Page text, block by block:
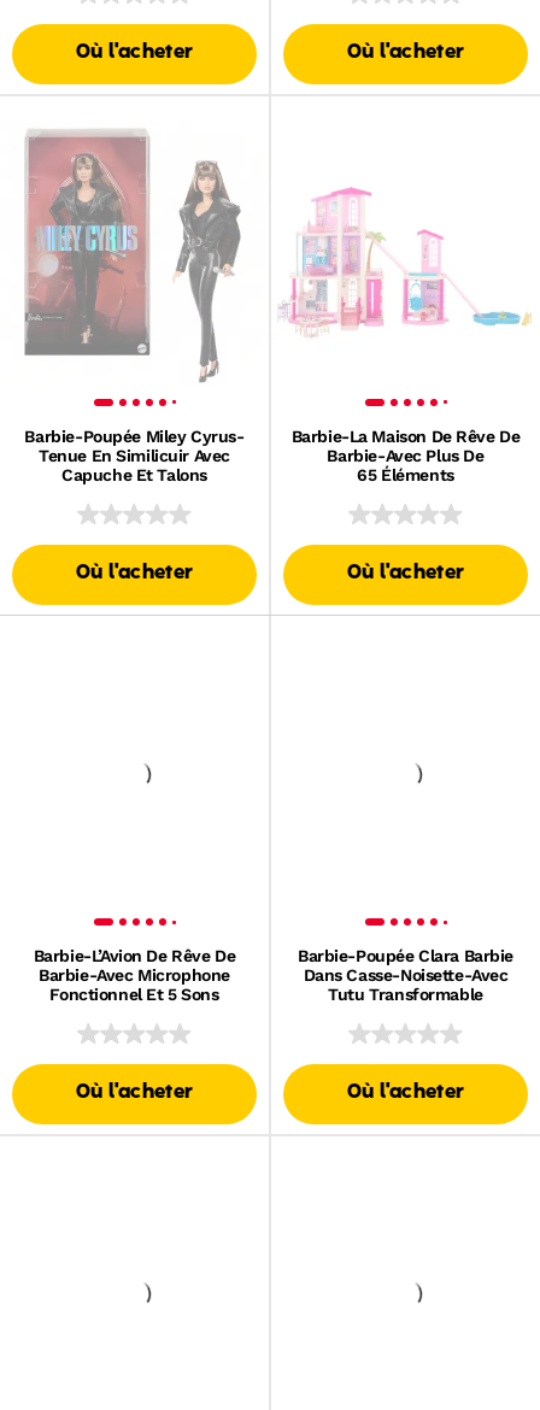
Où l'acheter Où l'acheter
Barbie-Poupée Miley Cyrus-
Tenue En Similicuir Avec
Capuche Et Talons
Où l'acheter
Barbie-La Maison De Rêve De
Barbie-Avec Plus De
65 Éléments
Où l'acheter
Barbie-L’Avion De Rêve De
Barbie-Avec Microphone
Fonctionnel Et 5 Sons
Où l'acheter
Barbie-Poupée Clara Barbie
Dans Casse-Noisette-Avec
Tutu Transformable
Où l'acheter